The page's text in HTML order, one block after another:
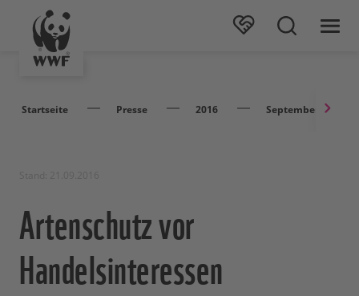
Startseite Presse 2016 September
Artenschutz vor
Handelsinteressen